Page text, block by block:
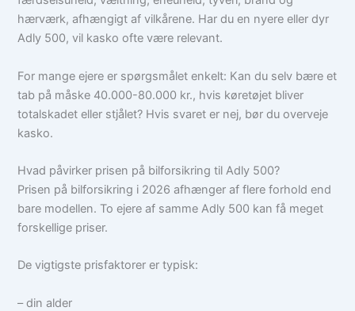
hærværk, afhængigt af vilkårene. Har du en nyere eller dyr
Adly 500, vil kasko ofte være relevant.
For mange ejere er spørgsmålet enkelt: Kan du selv bære et
tab på måske 40.000-80.000 kr., hvis køretøjet bliver
totalskadet eller stjålet? Hvis svaret er nej, bør du overveje
kasko.
Hvad påvirker prisen på bilforsikring til Adly 500?
Prisen på bilforsikring i 2026 afhænger af flere forhold end
bare modellen. To ejere af samme Adly 500 kan få meget
forskellige priser.
De vigtigste prisfaktorer er typisk:
– din alder